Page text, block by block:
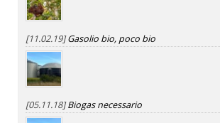
[11.02.19]Gasolio bio, poco bio
[05.11.18]Biogas necessario